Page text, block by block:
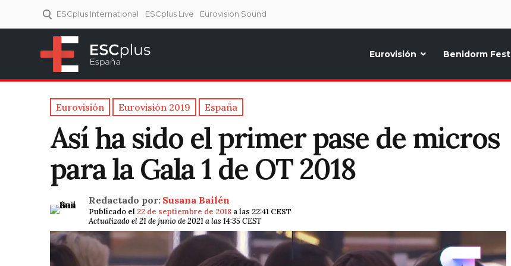
ESCplus International ESCplus Live Eurovision Sound
Eurovisión Benidorm Fest
Eurovisión Eurovisión 2019 España
Así ha sido el primer pase de micros
para la Gala 1 de OT 2018
Redactado por: Susana Bailén
Publicado el 22 de septiembre de 2018 a las 22:41 CEST
Actualizado el 21 de junio de 2021 a las 14:35 CEST